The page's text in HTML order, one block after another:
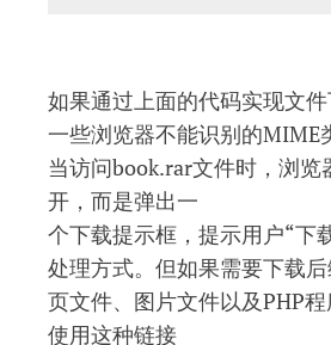
如果通过上面的代码实现文
一些浏览器不能识别的MIME
当访问book.rar文件时，浏览
开，而是弹出一
个下载提示框，提示用户“下
处理方式。但如果需要下载
页文件、图片文件以及PHP程
使用这种链接